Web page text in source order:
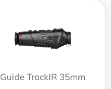
Guide TrackIR 35mm